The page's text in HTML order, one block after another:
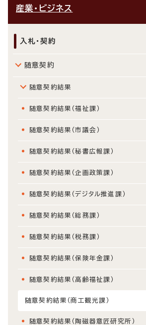
産業・ビジネス
入札・契約
随意契約
随意契約結果
随意契約結果（福祉課）
随意契約結果（市議会）
随意契約結果（秘書広報課）
随意契約結果（企画政策課）
随意契約結果（デジタル推進課）
随意契約結果（総務課）
随意契約結果（税務課）
随意契約結果（保険年金課）
随意契約結果（高齢福祉課）
随意契約結果（商工観光課）
随意契約結果（陶磁器意匠研究所）